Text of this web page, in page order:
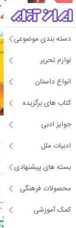
دسته بندی موضوعی
لوازم تحریر
انواع داستان
کتاب های برگزیده
جوایز ادبی
ادبیات ملل
بسته های پیشنهادی
محصولات فرهنگی
کمک آموزشی
معجزه سرکه سیب
ی
ش
ن
ه
ا
د
و
ی
ژ